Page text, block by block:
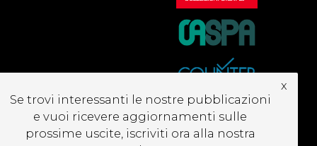
Se trovi interessanti le nostre pubblicazioni
e vuoi ricevere aggiornamenti sulle
prossime uscite, iscriviti ora alla nostra
x